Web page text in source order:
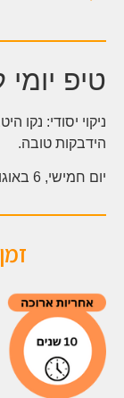
טיפ
ניקוי יסודי:
הידבקות טובה.
יום חמישי, 6 באוגוסט 2026